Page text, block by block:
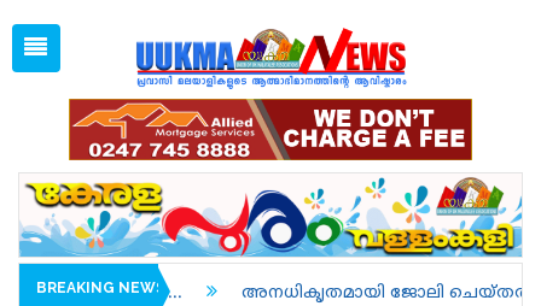
1 GBP =
127.89
Latest News
Associations
Spiritual
UK NEWS
Open
Menu
BREAKING NEWS
അനധികൃതമായി ജോലി ചെയ്തതിന്